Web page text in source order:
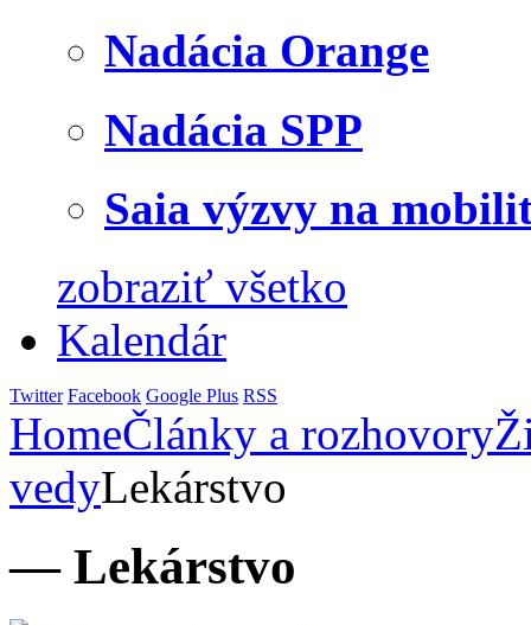
Nadácia Orange
Nadácia SPP
Saia výzvy na
zobraziť všetko
Kalendár
Twitter Facebook Google Plus RSS
HomeČlánky a rozhovory
vedyLekárstvo
— Lekárstvo